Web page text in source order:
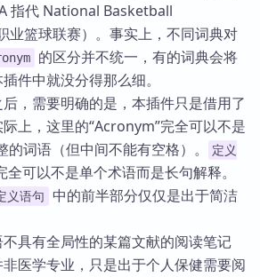
指代 National Basketball
业篮球联赛）。事实上，不同词典对
的区分并不统一，有的词典会将
件中就没分得那么细。
，需要明确的是，本插件只是借用了
上，这里的“Acronym”完全可以不是
的词语（但中间不能有空格）。
定义
全可以不是单个术语而是长句解释。
义语句
中的前半部分仅仅是出于简洁
具有全局性的某篇文献的阅读笔记
医学专业，只是出于个人保健需要阅